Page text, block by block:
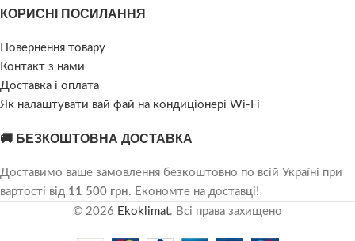
КОРИСНІ ПОСИЛАННЯ
Повернення товару
Контакт з нами
Доставка і оплата
Як налаштувати вай фай на кондиціонері Wi-Fi
🚚 БЕЗКОШТОВНА ДОСТАВКА
Доставимо ваше замовлення безкоштовно по всій Україні при
вартості від 11 500 грн. Економте на доставці!
© 2026 Ekoklimat. Всі права захищено